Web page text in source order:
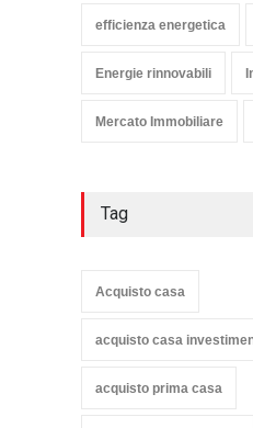
efficienza energetica
Energie rinnovabili
Mercato Immobiliare
Tag
Acquisto casa
acquisto casa
acquisto prima casa